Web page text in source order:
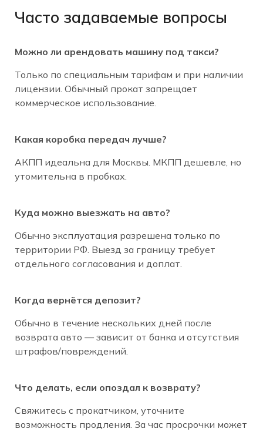
Часто задаваемые вопросы
Можно ли арендовать машину под такси?
Только по специальным тарифам и при наличии
лицензии. Обычный прокат запрещает
коммерческое использование.
Какая коробка передач лучше?
АКПП идеальна для Москвы. МКПП дешевле, но
утомительна в пробках.
Куда можно выезжать на авто?
Обычно эксплуатация разрешена только по
территории РФ. Выезд за границу требует
отдельного согласования и доплат.
Когда вернётся депозит?
Обычно в течение нескольких дней после
возврата авто — зависит от банка и отсутствия
штрафов/повреждений.
Что делать, если опоздал к возврату?
Свяжитесь с прокатчиком, уточните
возможность продления. За час просрочки может